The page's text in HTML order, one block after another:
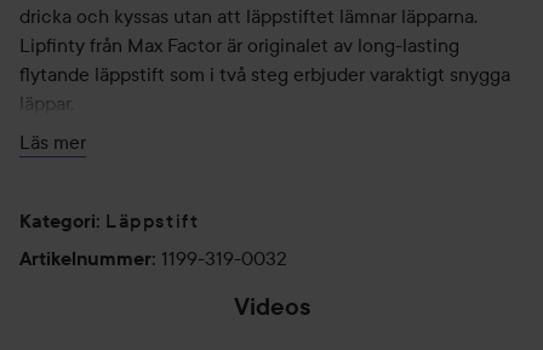
dricka och kyssas utan att läppstiftet lämnar läpparna.
Lipfinty från Max Factor är originalet av long-lasting
flytande läppstift som i två steg erbjuder varaktigt snygga
läppar.
Svep Lipfinity på läpparna i två steg, för upp till 24 timmars
Flytande läppstift i två steg (färg och top coat)
Håller i upp till 24 timmar
Läs mer
Kategori: Läppstift
Artikelnummer: 1199-319-0032
Videos